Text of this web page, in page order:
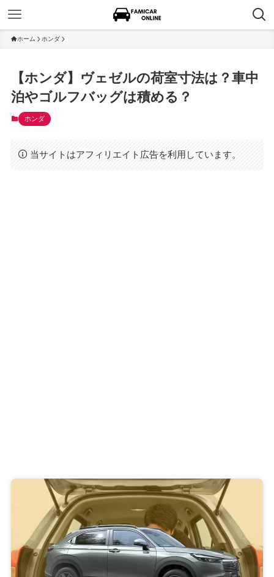
ホーム ホンダ
【ホンダ】ヴェゼルの荷室寸法は？車中
泊やゴルフバッグは積める？
ホンダ
当サイトはアフィリエイト広告を利用しています。